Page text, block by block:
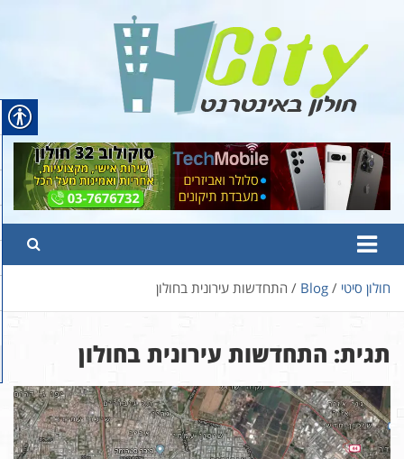
content
Hcity – חולון באינטרנט
פורטל החדשות והמידע של חולון
חולון סיטי Blog התחדשות עירונית בחולון
תגית: התחדשות עירונית בחולון